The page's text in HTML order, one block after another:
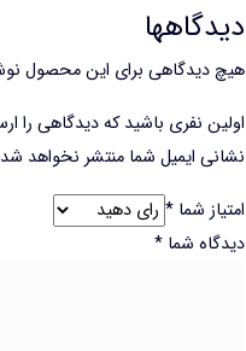
دیدگاهها
هیچ دیدگاهی برای این محصول
اولین نفری باشید که دیدگاهی را
نشانی ایمیل شما منتشر نخواهد
امتیاز شما *
دیدگاه شما *